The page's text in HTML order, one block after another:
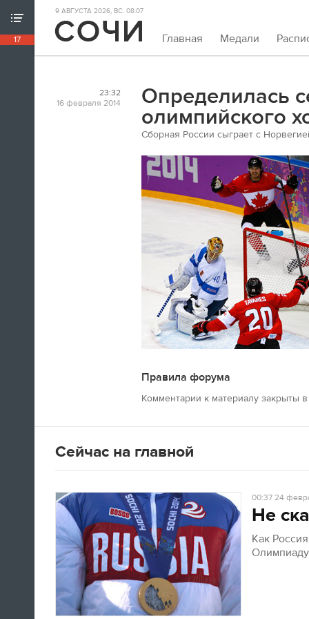
17
ХРОНИКА ИГР
18:39
Пока.
Я признаюсь, в ходе церемонии
закрытия заплакал. По хоккею.
Швед Эрик Карлссон (символическая
сборная хоккейного турнира) на пути из
16:29
Юлия Липницкая
15:26
9 АВГУСТА 2026, ВС. 08:07
Главная Медали
23:32
16 февраля 2014
Определилась
олимпийского
Сборная России сыграет с
Правила форума
Комментарии к материалу закрыты
Сейчас на главной
00:3724
Не
Как